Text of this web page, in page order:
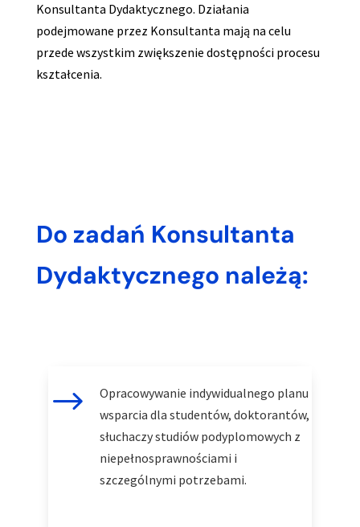
Konsultanta Dydaktycznego. Działania
podejmowane przez Konsultanta mają na celu
przede wszystkim zwiększenie dostępności procesu
kształcenia.
Do zadań Konsultanta
Dydaktycznego należą:
$
Opracowywanie indywidualnego planu
wsparcia dla studentów, doktorantów,
słuchaczy studiów podyplomowych z
niepełnosprawnościami i
szczególnymi potrzebami.